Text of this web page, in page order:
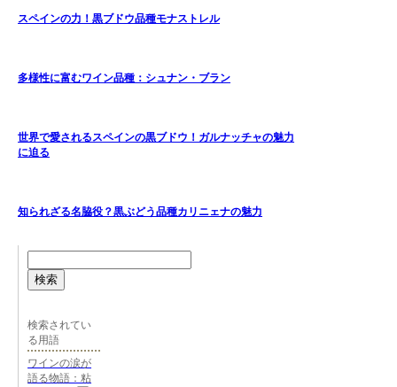
スペインの力！黒ブドウ品種モナストレル
多様性に富むワイン品種：シュナン・ブラン
世界で愛されるスペインの黒ブドウ！ガルナッチャの魅力
に迫る
知られざる名脇役？黒ぶどう品種カリニェナの魅力
検索
検索されてい
る用語
ワインの涙が
語る物語：粘